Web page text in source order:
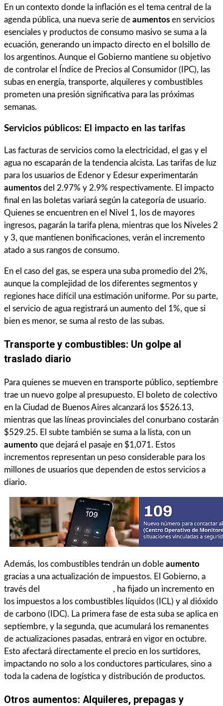
En un contexto donde la inflación es el tema central de la
agenda pública, una nueva serie de aumentos en servicios
esenciales y productos de consumo masivo se suma a la
ecuación, generando un impacto directo en el bolsillo de
los argentinos. Aunque el Gobierno mantiene su objetivo
de controlar el Índice de Precios al Consumidor (IPC), las
subas en energía, transporte, alquileres y combustibles
prometen una presión significativa para las próximas
semanas.
Servicios públicos: El impacto en las tarifas
Las facturas de servicios como la electricidad, el gas y el
agua no escaparán de la tendencia alcista. Las tarifas de luz
para los usuarios de Edenor y Edesur experimentarán
aumentos del 2.97% y 2.9% respectivamente. El impacto
final en las boletas variará según la categoría de usuario.
Quienes se encuentren en el Nivel 1, los de mayores
ingresos, pagarán la tarifa plena, mientras que los Niveles 2
y 3, que mantienen bonificaciones, verán el incremento
atado a sus rangos de consumo.
En el caso del gas, se espera una suba promedio del 2%,
aunque la complejidad de los diferentes segmentos y
regiones hace difícil una estimación uniforme. Por su parte,
el servicio de agua registrará un aumento del 1%, que si
bien es menor, se suma al resto de las subas.
Transporte y combustibles: Un golpe al
traslado diario
Para quienes se mueven en transporte público, septiembre
trae un nuevo golpe al presupuesto. El boleto de colectivo
en la Ciudad de Buenos Aires alcanzará los $526.13,
mientras que las líneas provinciales del conurbano costarán
$529.25. El subte también se suma a la lista, con un
aumento que dejará el pasaje en $1,071. Estos
incrementos representan un peso considerable para los
millones de usuarios que dependen de estos servicios a
diario.
Además, los combustibles tendrán un doble aumento
gracias a una actualización de impuestos. El Gobierno, a
través del
, ha fijado un incremento en
los impuestos a los combustibles líquidos (ICL) y al dióxido
de carbono (IDC). La primera fase de esta suba se aplica en
septiembre, y la segunda, que acumulará los remanentes
de actualizaciones pasadas, entrará en vigor en octubre.
Esto afectará directamente el precio en los surtidores,
impactando no solo a los conductores particulares, sino a
toda la cadena de logística y distribución de productos.
Otros aumentos: Alquileres, prepagas y